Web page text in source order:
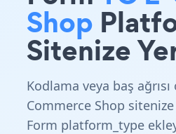
Shop
Sitenize
Kodlama veya baş
Commerce Shop
Form platform_type